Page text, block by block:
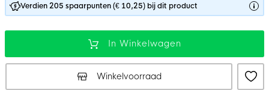
Verdien 205 spaarpunten (€ 10,25) bij dit product
In Winkelwagen
Winkelvoorraad